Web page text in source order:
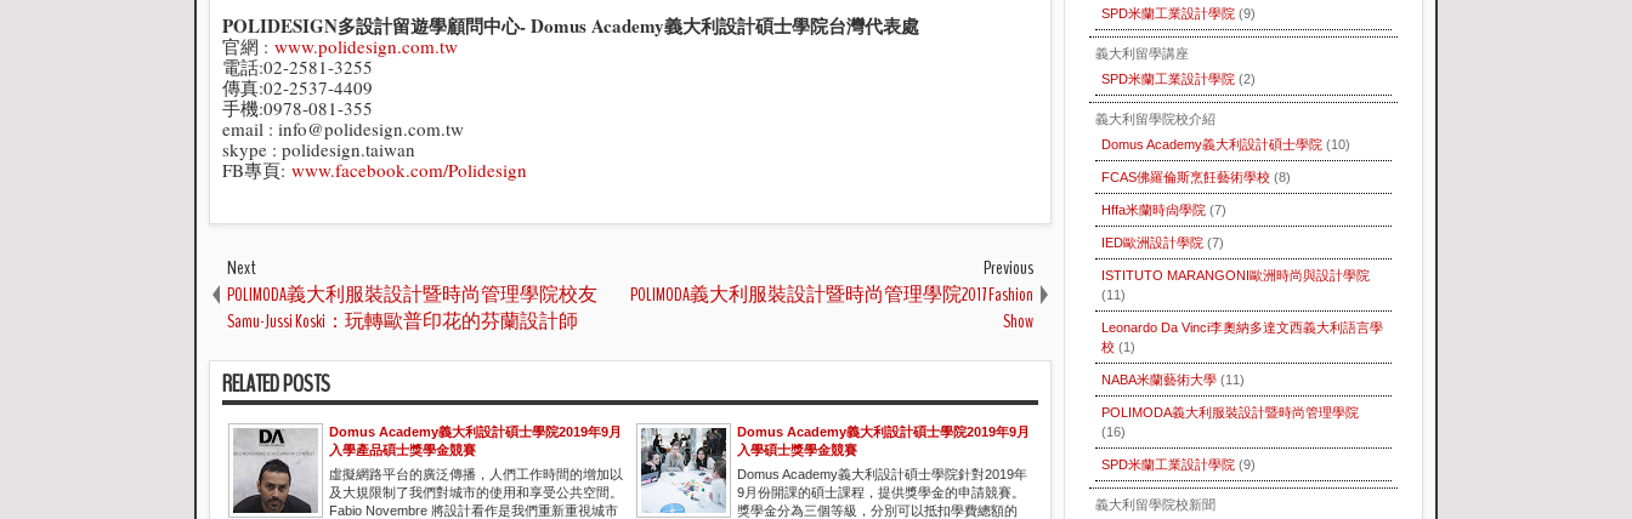
POLIDESIGN多設計留遊學顧問中心- Domus Academy義大利設計碩士學院台灣代表處
官網 : www.polidesign.com.tw
電話:02-2581-3255
傳真:02-2537-4409
手機:0978-081-355
email : info@polidesign.com.tw
skype : polidesign.taiwan
FB專頁: www.facebook.com/Polidesign
Next
POLIMODA義大利服裝設計暨時尚管理學院校友
Samu-Jussi Koski：玩轉歐普印花的芬蘭設計師
Previous
POLIMODA義大利服裝設計暨時尚管理學院2017 Fashion
Show
RELATED POSTS
Domus Academy義大利設計碩士學院2019年9月
入學產品碩士獎學金競賽
虛擬網路平台的廣泛傳播，人們工作時間的增加以
及大規限制了我們對城市的使用和享受公共空間。
Fabio Novembre 將設計看作是我們重新重視城市
Domus Academy義大利設計碩士學院2019年9月
入學碩士獎學金競賽
Domus Academy義大利設計碩士學院針對2019年
9月份開課的碩士課程，提供獎學金的申請競賽。
獎學金分為三個等級，分別可以抵扣學費總額的
SPD米蘭工業設計學院 (9)
義大利留學講座
SPD米蘭工業設計學院 (2)
義大利留學院校介紹
Domus Academy義大利設計碩士學院 (10)
FCAS佛羅倫斯烹飪藝術學校 (8)
Hffa米蘭時尙學院 (7)
IED歐洲設計學院 (7)
ISTITUTO MARANGONI歐洲時尚與設計學院
(11)
Leonardo Da Vinci李奧納多達文西義大利語言學
校 (1)
NABA米蘭藝術大學 (11)
POLIMODA義大利服裝設計暨時尚管理學院
(16)
SPD米蘭工業設計學院 (9)
義大利留學院校新聞